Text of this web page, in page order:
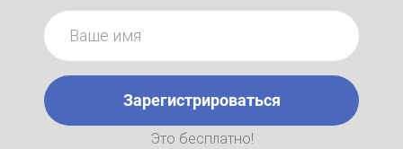
Зарегистрироваться
Это бесплатно!